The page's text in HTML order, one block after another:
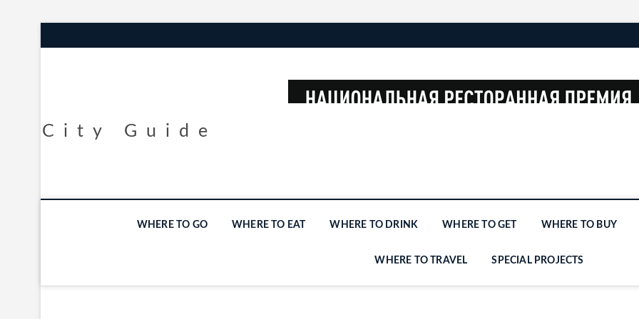
City Guide
WHERE TO GO WHERE TO EAT WHERE TO DRINK WHERE TO GET WHERE TO BUY
WHERE TO TRAVEL SPECIAL PROJECTS